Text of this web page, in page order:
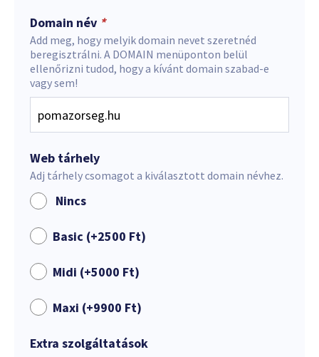
Domain név *
Add meg, hogy melyik domain nevet szeretnéd
beregisztrálni. A DOMAIN menüponton belül
ellenőrizni tudod, hogy a kívánt domain szabad-e
vagy sem!
Web tárhely
Adj tárhely csomagot a kiválasztott domain névhez.
Nincs
Basic (+2500 Ft)
Midi (+5000 Ft)
Maxi (+9900 Ft)
Extra szolgáltatások